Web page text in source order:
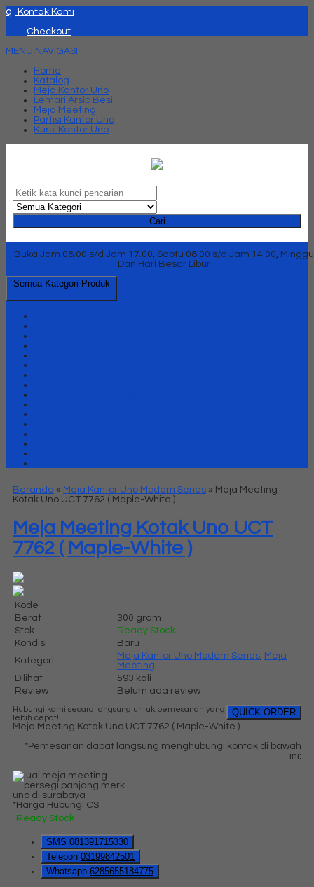
q
Kontak Kami
Checkout
MENU NAVIGASI
Home
Katalog
Meja Kantor Uno
Lemari Arsip Besi
Meja Meeting
Partisi Kantor Uno
Kursi Kantor Uno
Cari
Buka Jam 08.00 s/d Jam 17.00, Sabtu 08.00 s/d Jam 14.00, Minggu
Dan Hari Besar Libur
Semua Kategori Produk
Beranda » Meja Kantor Uno Modern Series » Meja Meeting
Kotak Uno UCT 7762 ( Maple-White )
Meja Meeting Kotak Uno UCT
7762 ( Maple-White )
Kode :
-
Berat
:
300 gram
Stok
:
Ready Stock
Kondisi
:
Baru
Kategori
: Meja Kantor Uno Modern Series Meja
Meeting
Dilihat
:
593 kali
Review
: Belum ada review
QUICK ORDER
Hubungi kami secara langsung untuk pemesanan yang
lebih cepat!
Meja Meeting Kotak Uno UCT 7762 ( Maple-White )
*Pemesanan dapat langsung menghubungi kontak di bawah
ini:
*Harga Hubungi CS
Ready Stock
SMS 081391715330
Telepon 03199842501
Whatsapp 6285655184775